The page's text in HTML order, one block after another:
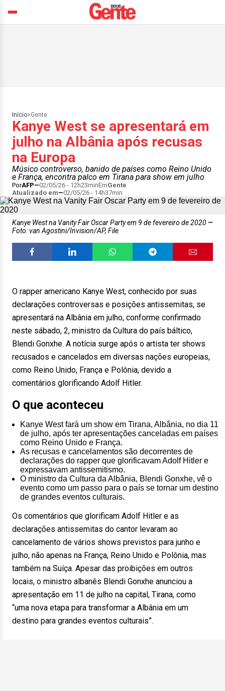
Início>Gente
Kanye West se apresentará em
julho na Albânia após recusas
na Europa
Músico controverso, banido de países como Reino Unido
e França, encontra palco em Tirana para show em julho
PorAFP 02/05/26 - 12h23minEmGente
Atualizado em
02/05/26 - 14h37min
Kanye West na Vanity Fair Oscar Party em 9 de fevereiro de 2020
Foto: van Agostini/Invision/AP, File
O rapper americano Kanye West, conhecido por suas
declarações controversas e posições antissemitas, se
apresentará na Albânia em julho, conforme confirmado
neste sábado, 2, ministro da Cultura do país báltico,
Blendi Gonxhe. A notícia surge após o artista ter shows
recusados e cancelados em diversas nações europeias,
como Reino Unido, França e Polônia, devido a
comentários glorificando Adolf Hitler.
O que aconteceu
Kanye West fará um show em Tirana, Albânia, no dia 11
de julho, após ter apresentações canceladas em países
como Reino Unido e França.
As recusas e cancelamentos são decorrentes de
declarações do rapper que glorificavam Adolf Hitler e
expressavam antissemitismo.
O ministro da Cultura da Albânia, Blendi Gonxhe, vê o
evento como um passo para o país se tornar um destino
de grandes eventos culturais.
Os comentários que glorificam Adolf Hitler e as
declarações antissemitas do cantor levaram ao
cancelamento de vários shows previstos para junho e
julho, não apenas na França, Reino Unido e Polônia, mas
também na Suíça. Apesar das proibições em outros
locais, o ministro albanês Blendi Gonxhe anunciou a
apresentação em 11 de julho na capital, Tirana, como
“uma nova etapa para transformar a Albânia em um
destino para grandes eventos culturais”.